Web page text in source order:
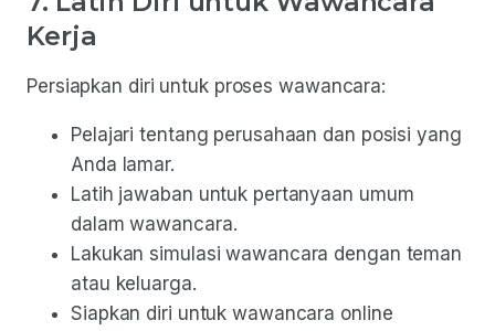
Kerja
Persiapkan diri untuk proses wawancara:
Pelajari tentang perusahaan dan posisi yang
Anda lamar.
Latih jawaban untuk pertanyaan umum
dalam wawancara.
Lakukan simulasi wawancara dengan teman
atau keluarga.
Siapkan diri untuk wawancara online